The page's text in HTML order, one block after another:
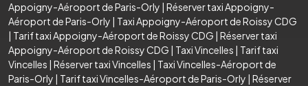
Appoigny-Aéroport de Paris-Orly | Réserver taxi Appoigny-
Aéroport de Paris-Orly | Taxi Appoigny-Aéroport de Roissy CDG
| Tarif taxi Appoigny-Aéroport de Roissy CDG | Réserver taxi
Appoigny-Aéroport de Roissy CDG | Taxi Vincelles | Tarif taxi
Vincelles | Réserver taxi Vincelles | Taxi Vincelles-Aéroport de
Paris-Orly | Tarif taxi Vincelles-Aéroport de Paris-Orly | Réserver